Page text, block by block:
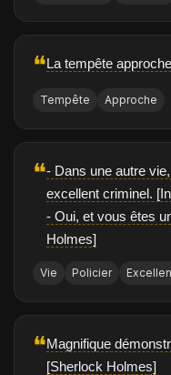
❝La tempête
Tempête Approche
❝- Dans une autre
excellent criminel.
- Oui, et vous êtes
Holmes]
Vie Policier
❝Magnifique
[Sherlock Holmes]